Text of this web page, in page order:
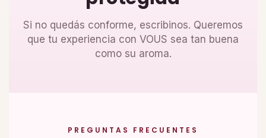
Si no quedás conforme, escribinos. Queremos
que tu experiencia con VOUS sea tan buena
como su aroma.
PREGUNTAS FRECUENTES